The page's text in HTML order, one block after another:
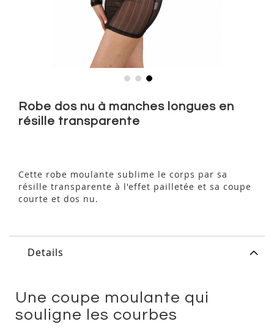
the
beginning
gallery
Robe dos nu à manches longues en
résille transparente
Cette robe moulante sublime le corps par sa
résille transparente à l'effet pailletée et sa coupe
courte et dos nu.
Details
Une coupe moulante qui
souligne les courbes